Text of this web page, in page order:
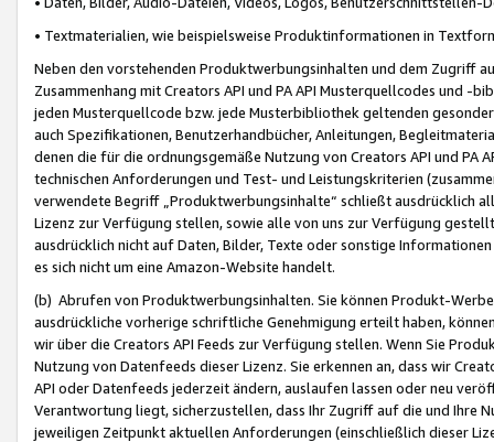
• Textmaterialien, wie beispielsweise Produktinformationen in
Neben den vorstehenden Produktwerbungsinhalten und dem Zugriff
Zusammenhang mit Creators API und PA API Musterquellcodes und
jeden Musterquellcode bzw. jede Musterbibliothek geltenden
auch Spezifikationen, Benutzerhandbücher, Anleitungen,
denen die für die ordnungsgemäße Nutzung von Creators API und PA
technischen Anforderungen und Test- und Leistungskriterien
verwendete Begriff „Produktwerbungsinhalte“ schließt ausdrücklich
Lizenz zur Verfügung stellen, sowie alle von uns zur Verfügung
ausdrücklich nicht auf Daten, Bilder, Texte oder sonstige
es sich nicht um eine Amazon-Website handelt.
(b) Abrufen von Produktwerbungsinhalten. Sie können Produkt-
ausdrückliche vorherige schriftliche Genehmigung erteilt haben,
wir über die Creators API Feeds zur Verfügung stellen. Wenn Sie
Nutzung von Datenfeeds dieser Lizenz. Sie erkennen an, dass wir
API oder Datenfeeds jederzeit ändern, auslaufen lassen oder neu
Verantwortung liegt, sicherzustellen, dass Ihr Zugriff auf die und Ihre
jeweiligen Zeitpunkt aktuellen Anforderungen (einschließlich dieser